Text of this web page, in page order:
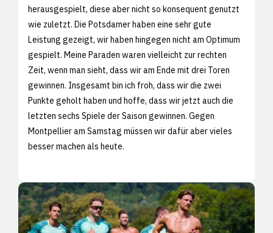
herausgespielt, diese aber nicht so konsequent genutzt
wie zuletzt. Die Potsdamer haben eine sehr gute
Leistung gezeigt, wir haben hingegen nicht am Optimum
gespielt. Meine Paraden waren vielleicht zur rechten
Zeit, wenn man sieht, dass wir am Ende mit drei Toren
gewinnen. Insgesamt bin ich froh, dass wir die zwei
Punkte geholt haben und hoffe, dass wir jetzt auch die
letzten sechs Spiele der Saison gewinnen. Gegen
Montpellier am Samstag müssen wir dafür aber vieles
besser machen als heute.